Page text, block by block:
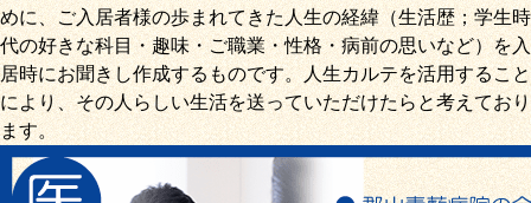
めに、ご入居者様の歩まれてきた人生の経緯（生活歴；学生時
代の好きな科目・趣味・ご職業・性格・病前の思いなど）を入
居時にお聞きし作成するものです。人生カルテを活用すること
により、その人らしい生活を送っていただけたらと考えており
ます。